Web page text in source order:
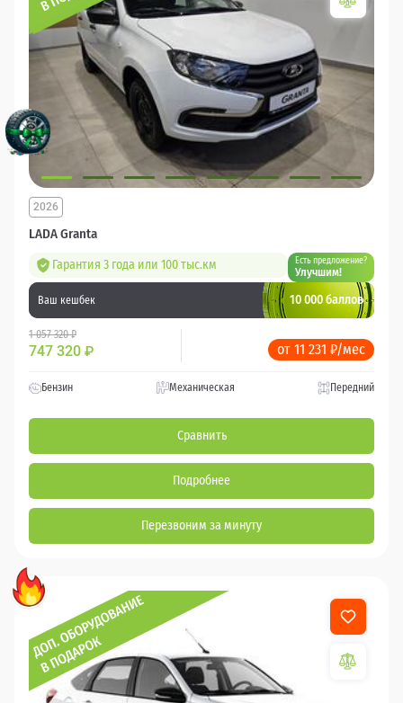
LADA Granta
2026
Гарантия 3 года или 100 тыс.км Есть предложение?
Улучшим!
Ваш кешбек 10 000 баллов
1 057 320 ₽
747 320 ₽ от 11 231 ₽/мес
Бензин Механическая Передний
Сравнить
Подробнее
Перезвоним за минуту